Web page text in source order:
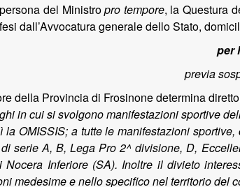
del Ministropro tempore, la Questura
dall’Avvocatura generale dello Stato,
per
previa
della Provincia di Frosinone determina
in cui si svolgono manifestazioni sportive
OMISSIS; a tutte le manifestazioni
serie A, B, Lega Pro 2^ divisione, D,
Nocera Inferiore (SA). Inoltre il divieto
medesime e nello specifico nel territorio del